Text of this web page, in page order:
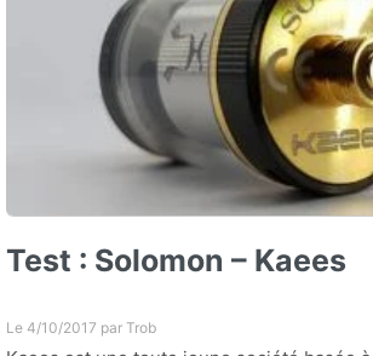
Test : Solomon – Kaees
Le 4/10/2017 par Trob